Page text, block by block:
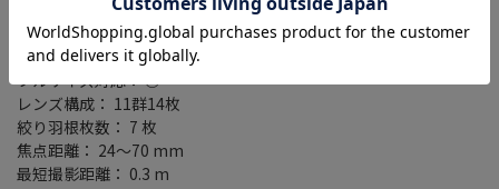
レンズタイプ： 標準ズーム
フォーカス： AF/MF
詳細レンズタイプ： 標準ズームレンズ
フルサイズ対応： ○
レンズ構成： 11群14枚
絞り羽根枚数： 7 枚
焦点距離： 24～70 mm
最短撮影距離： 0.3 m